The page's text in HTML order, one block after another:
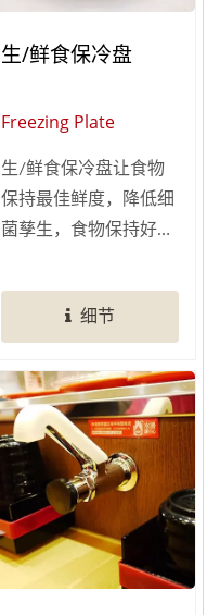
生/鲜食保冷盘
Freezing Plate
生/鲜食保冷盘让食物
保持最佳鲜度，降低细
菌孳生，食物保持好口
计，卡榫盘盖与圆形水
箱，不易掉落，保冷好
细节